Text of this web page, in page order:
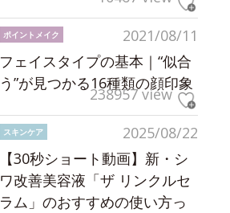
2021/08/11
ポイントメイク
フェイスタイプの基本｜“似合
う”が見つかる16種類の顔印象
238957 view
2025/08/22
スキンケア
【30秒ショート動画】新・シ
ワ改善美容液「ザ リンクルセ
ラム」のおすすめの使い方っ